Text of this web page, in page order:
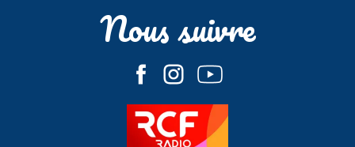
Nous suivre